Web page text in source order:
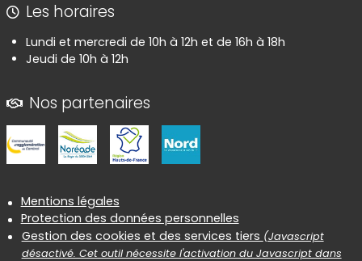
Les horaires
Lundi et mercredi de 10h à 12h et de 16h à 18h
Jeudi de 10h à 12h
Nos partenaires
Informations réglementaires
Mentions légales
Protection des données personnelles
Gestion des cookies et des services tiers (Javascript
désactivé. Cet outil nécessite l'activation du Javascript dans